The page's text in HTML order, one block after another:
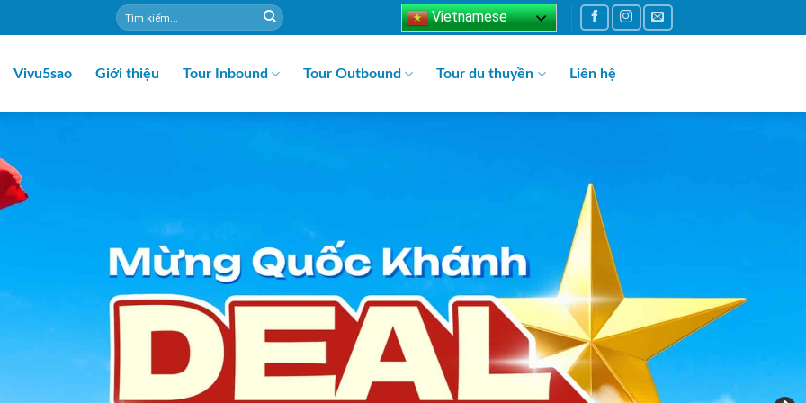
Vietnamese
Vivu5sao Giới thiệu Tour Inbound Tour Outbound Tour du thuyền Liên hệ